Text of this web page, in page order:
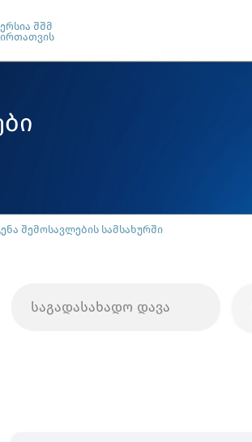
შშმ
შემოსავლების სამსახურში
საგადასახადო დავა